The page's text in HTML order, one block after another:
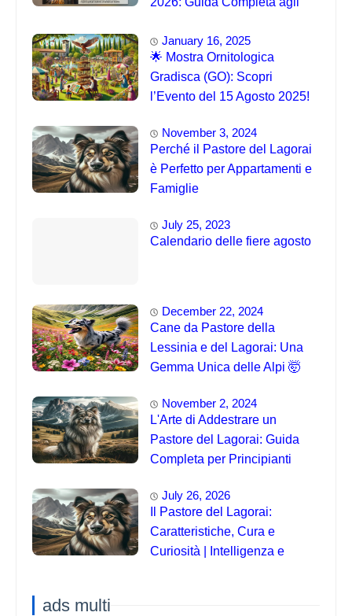
January 16, 2025
🌟 Mostra Ornitologica
Gradisca (GO): Scopri
l’Evento del 15 Agosto 2025!
November 3, 2024
Perché il Pastore del Lagorai
è Perfetto per Appartamenti e
Famiglie
July 25, 2023
Calendario delle fiere agosto
December 22, 2024
Cane da Pastore della
Lessinia e del Lagorai: Una
Gemma Unica delle Alpi 🤯
November 2, 2024
L'Arte di Addestrare un
Pastore del Lagorai: Guida
Completa per Principianti
July 26, 2026
Il Pastore del Lagorai:
Caratteristiche, Cura e
Curiosità | Intelligenza e
ads multi